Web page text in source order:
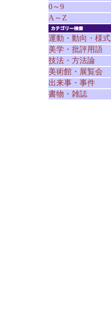
0～9
A～Z
運動・動向・様式
美学・批評用語
技法・方法論
美術館・展覧会
出来事・事件
書物・雑誌